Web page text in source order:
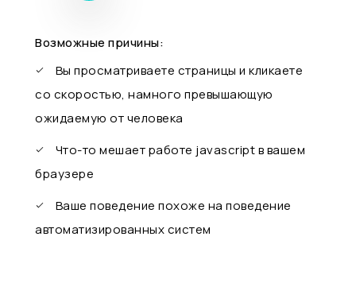
Возможные причины:
Вы просматриваете страницы и кликаете
со скоростью, намного превышающую
ожидаемую от человека
Что-то мешает работе javascript в вашем
браузере
Ваше поведение похоже на поведение
автоматизированных систем